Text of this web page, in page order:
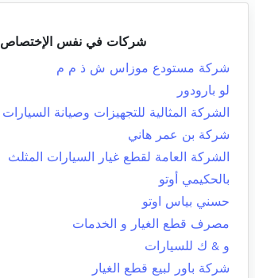
شركات في نفس الإختصاص
شركة مستودع موزاس ش ذ م م
لو بارودور
الشركة المثالية للتجهيزات وصيانة السيارات
شركة بن عمر هاني
الشركة العامة لقطع غيار السيارات المثلث
بالحكيمي أوتو
حسني بياس اوتو
مصرف قطع الغيار و الخدمات
و & ك للسيارات
شركة باور لبيع قطع الغيار